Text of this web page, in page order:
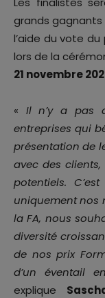
grands gagnants
l’aide du vote
lors de la
21 novembre
« Il n’y a pas
entreprises qui
présentation de
avec des
potentiels.
uniquement nos
la FA, nous
diversité
de nos prix
d’un éventail
explique